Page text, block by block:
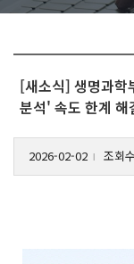
[새소식] 생명과학
분석' 속도 한계 해
2026-02-02 l 조회